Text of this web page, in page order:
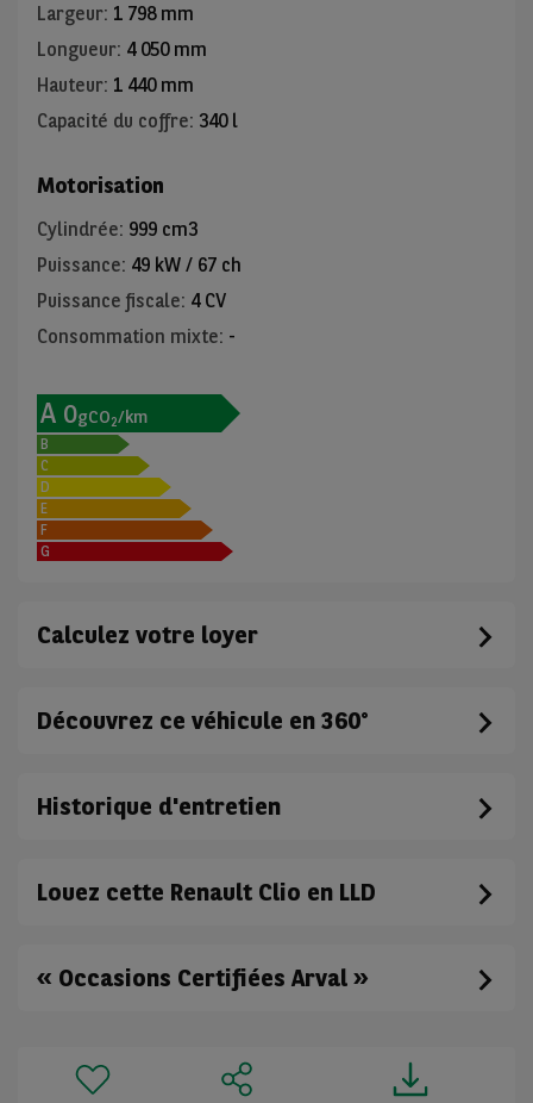
Largeur: 1 798 mm
Longueur: 4 050 mm
Hauteur: 1 440 mm
Capacité du coffre: 340 l
Motorisation
Cylindrée: 999 cm3
Puissance: 49 kW / 67 ch
Puissance fiscale: 4 CV
Consommation mixte: -
A 0gCO2/km
B
C
D
E
F
G
Calculez votre loyer
Découvrez ce véhicule en 360°
Historique d'entretien
Louez cette Renault Clio en LLD
« Occasions Certifiées Arval »